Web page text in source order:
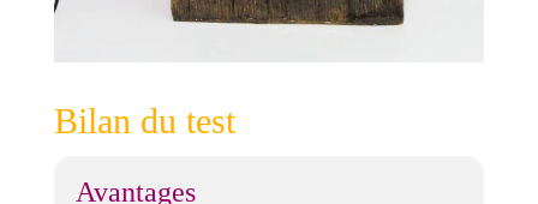
Bilan du test
Avantages